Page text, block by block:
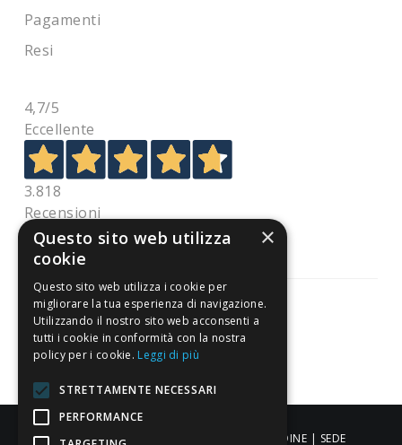
Pagamenti
Resi
4,7/5
Eccellente
3.818
Recensioni
Pagamenti sicuri
ALDIGIÙ S.R.L. | Via Cortazzis 15 33100 - UDINE | SEDE
×
Questo sito web utilizza
cookie
Questo sito web utilizza i cookie per
migliorare la tua esperienza di navigazione.
Utilizzando il nostro sito web acconsenti a
tutti i cookie in conformità con la nostra
policy per i cookie. Leggi di più
STRETTAMENTE NECESSARI
PERFORMANCE